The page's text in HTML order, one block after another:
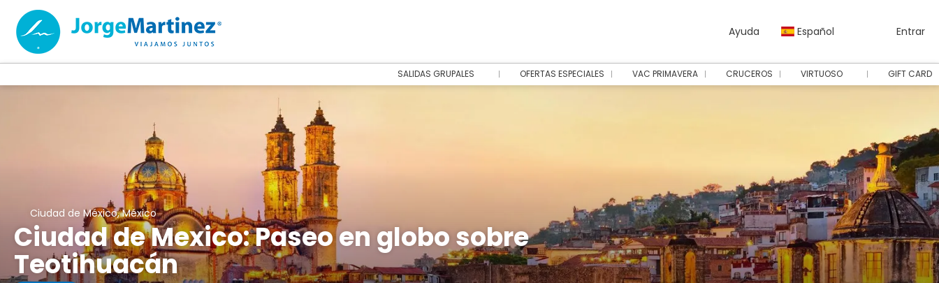
Ayuda Español Entrar
SALIDAS GRUPALES OFERTAS ESPECIALES VAC PRIMAVERA CRUCEROS VIRTUOSO GIFT CARD
Ciudad de México, México
Ciudad de Mexico: Paseo en globo sobre
Teotihuacán